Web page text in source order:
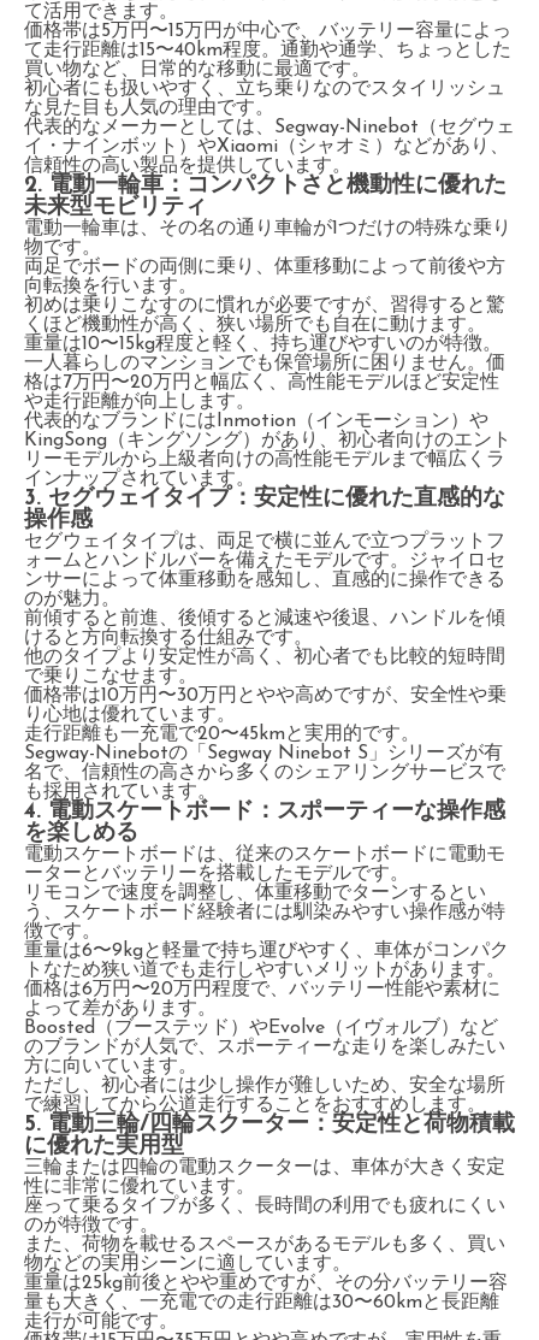
て活用できます。
価格帯は5万円〜15万円が中心で、バッテリー容量によっ
て走行距離は15〜40km程度。通勤や通学、ちょっとした
買い物など、日常的な移動に最適です。
初心者にも扱いやすく、立ち乗りなのでスタイリッシュ
な見た目も人気の理由です。
代表的なメーカーとしては、Segway-Ninebot（セグウェ
イ・ナインボット）やXiaomi（シャオミ）などがあり、
信頼性の高い製品を提供しています。
2. 電動一輪車：コンパクトさと機動性に優れた
未来型モビリティ
電動一輪車は、その名の通り車輪が1つだけの特殊な乗り
物です。
両足でボードの両側に乗り、体重移動によって前後や方
向転換を行います。
初めは乗りこなすのに慣れが必要ですが、習得すると驚
くほど機動性が高く、狭い場所でも自在に動けます。
重量は10〜15kg程度と軽く、持ち運びやすいのが特徴。
一人暮らしのマンションでも保管場所に困りません。価
格は7万円〜20万円と幅広く、高性能モデルほど安定性
や走行距離が向上します。
代表的なブランドにはInmotion（インモーション）や
KingSong（キングソング）があり、初心者向けのエント
リーモデルから上級者向けの高性能モデルまで幅広くラ
インナップされています。
3. セグウェイタイプ：安定性に優れた直感的な
操作感
セグウェイタイプは、両足で横に並んで立つプラットフ
ォームとハンドルバーを備えたモデルです。ジャイロセ
ンサーによって体重移動を感知し、直感的に操作できる
のが魅力。
前傾すると前進、後傾すると減速や後退、ハンドルを傾
けると方向転換する仕組みです。
他のタイプより安定性が高く、初心者でも比較的短時間
で乗りこなせます。
価格帯は10万円〜30万円とやや高めですが、安全性や乗
り心地は優れています。
走行距離も一充電で20〜45kmと実用的です。
Segway-Ninebotの「Segway Ninebot S」シリーズが有
名で、信頼性の高さから多くのシェアリングサービスで
も採用されています。
4. 電動スケートボード：スポーティーな操作感
を楽しめる
電動スケートボードは、従来のスケートボードに電動モ
ーターとバッテリーを搭載したモデルです。
リモコンで速度を調整し、体重移動でターンするとい
う、スケートボード経験者には馴染みやすい操作感が特
徴です。
重量は6〜9kgと軽量で持ち運びやすく、車体がコンパク
トなため狭い道でも走行しやすいメリットがあります。
価格は6万円〜20万円程度で、バッテリー性能や素材に
よって差があります。
Boosted（ブーステッド）やEvolve（イヴォルブ）など
のブランドが人気で、スポーティーな走りを楽しみたい
方に向いています。
ただし、初心者には少し操作が難しいため、安全な場所
で練習してから公道走行することをおすすめします。
5. 電動三輪/四輪スクーター：安定性と荷物積載
に優れた実用型
三輪または四輪の電動スクーターは、車体が大きく安定
性に非常に優れています。
座って乗るタイプが多く、長時間の利用でも疲れにくい
のが特徴です。
また、荷物を載せるスペースがあるモデルも多く、買い
物などの実用シーンに適しています。
重量は25kg前後とやや重めですが、その分バッテリー容
量も大きく、一充電での走行距離は30〜60kmと長距離
走行が可能です。